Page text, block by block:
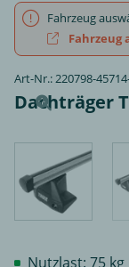
Fahrzeug
Fahrzeug
Art-Nr.: 220798-
Dachträger
Nutzlast: 75 kg